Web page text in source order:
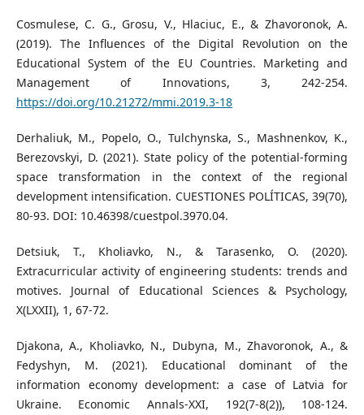
Cosmulese, C. G., Grosu, V., Hlaciuc, E., & Zhavoronok, A.
(2019). The Influences of the Digital Revolution on the
Educational System of the EU Countries. Marketing and
Management of Innovations, 3, 242-254.
https://doi.org/10.21272/mmi.2019.3-18
Derhaliuk, M., Popelo, O., Tulchynska, S., Mashnenkov, K.,
Berezovskyi, D. (2021). State policy of the potential-forming
space transformation in the context of the regional
development intensification. CUESTIONES POLÍTICAS, 39(70),
80-93. DOI: 10.46398/cuestpol.3970.04.
Detsiuk, T., Kholiavko, N., & Tarasenko, O. (2020).
Extracurricular activity of engineering students: trends and
motives. Journal of Educational Sciences & Psychology,
X(LXXII), 1, 67-72.
Djakona, A., Kholiavko, N., Dubyna, M., Zhavoronok, A., &
Fedyshyn, M. (2021). Educational dominant of the
information economy development: a case of Latvia for
Ukraine. Economic Annals-XXI, 192(7-8(2)), 108-124.